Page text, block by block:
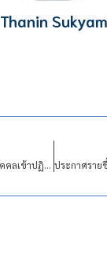
Thanin Sukyam
ประกาศผลการคัดเลือกบุคคลเข้าปฏิบัติงานในสถาบันเทคโนโลยีจิตรลดาสังกัด คณะบริหารธุรกิจ